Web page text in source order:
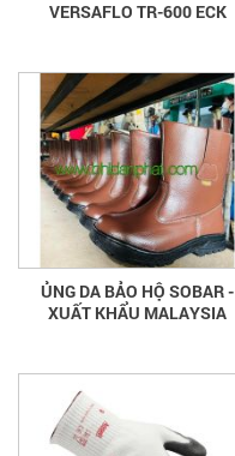
VERSAFLO TR-600 ECK
ỦNG DA BẢO HỘ SOBAR -
XUẤT KHẨU MALAYSIA